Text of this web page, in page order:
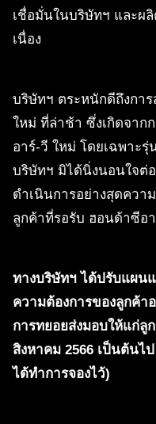
เชื่อมั่นในบริษัทฯ และผ
เนื่อง
บริษัทฯ ตระหนักดีถึงกา
ใหม่ ที่ล่าช้า ซึ่งเกิดจาก
อาร์-วี ใหม่ โดยเฉพาะรุ่
บริษัทฯ มิได้นิ่งนอนใจต่
ดำเนินการอย่างสุดควา
ลูกค้าที่รอรับ ฮอนด้าซีอ
ทางบริษัทฯ ได้ปรับแผน
ความต้องการของลูกค้า
การทยอยส่งมอบให้แก่ลู
สิงหาคม 2566 เป็นต้น
ได้ทำการจองไว้)